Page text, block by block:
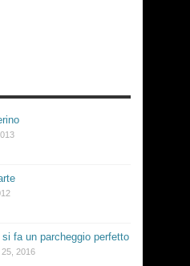
fa un parcheggio perfetto
2016